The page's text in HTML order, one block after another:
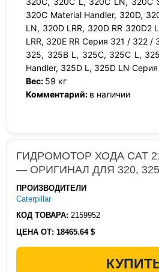
320C Material Handler, 320D,
LN, 320D LRR, 320D RR 320D2
LRR, 320E RR Серия 321 / 322 /
325, 325B L, 325C, 325C L,
Handler, 325D L, 325D LN
Вес: 59 кг
Комментарий: в наличии
ГИДРОМОТОР ХОДА CAT
— ОРИГИНАЛ ДЛЯ 320,
ПРОИЗВОДИТЕЛИ
Caterpillar
КОД ТОВАРА: 2159952
ЦЕНА ОТ: 18465.64 $